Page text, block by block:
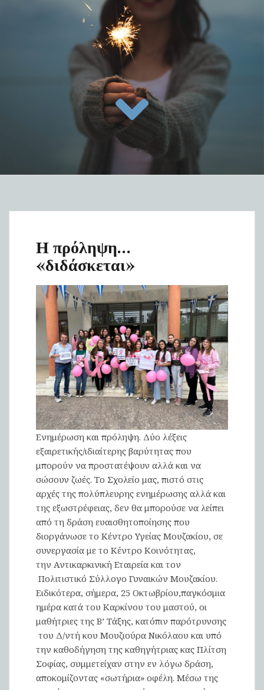
Η πρόληψη…
«διδάσκεται»
Ενημέρωση και πρόληψη. Δύο λέξεις
εξαιρετικής/ιδιαίτερης βαρύτητας που
μπορούν να προστατέψουν αλλά και να
σώσουν ζωές. Το Σχολείο μας, πιστό στις
αρχές της πολύπλευρης ενημέρωσης αλλά και
της εξωστρέφειας, δεν θα μπορούσε να λείπει
από τη δράση ευαισθητοποίησης που
διοργάνωσε το Κέντρο Υγείας Μουζακίου, σε
συνεργασία με το Κέντρο Κοινότητας,
την Αντικαρκινική Εταιρεία και τον
Πολιτιστικό Σύλλογο Γυναικών Μουζακίου.
Ειδικότερα, σήμερα, 25 Οκτωβρίου,παγκόσμια
ημέρα κατά του Καρκίνου του μαστού, οι
μαθήτριες της Β’ Τάξης, κατόπιν παρότρυνσης
του Δ/ντή κου Μουζιούρα Νικόλαου και υπό
την καθοδήγηση της καθηγήτριας κας Πλίτση
Σοφίας, συμμετείχαν στην εν λόγω δράση,
αποκομίζοντας «σωτήρια» οφέλη. Μέσω της